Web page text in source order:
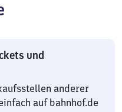
und
anderer
auf bahnhof.de